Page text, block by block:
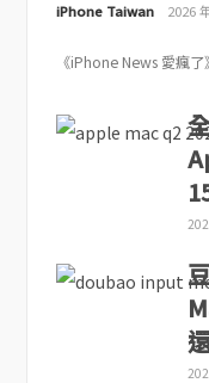
iPhone Taiwan 2026
《iPhone News 愛瘋